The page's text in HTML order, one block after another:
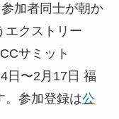
加者同士が朝か
エクストリー
サミット
日〜2月17日 福
。参加登録は公